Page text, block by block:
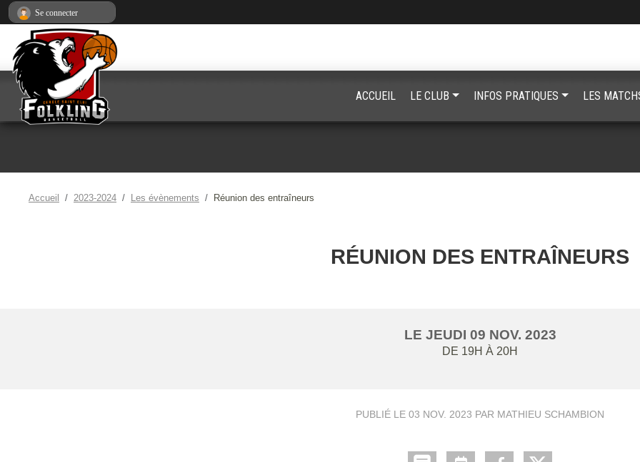
Accueil 2023-2024 Les évènements Réunion des entraîneurs
RÉUNION DES ENTRAÎNEURS
LE JEUDI 09 NOV. 2023
DE 19H À 20H
PUBLIÉ LE 03 NOV. 2023 PAR MATHIEU SCHAMBION
ACCUEIL LE CLUB INFOS PRATIQUES LES
Se connecter
Panneau de gestion des cookies